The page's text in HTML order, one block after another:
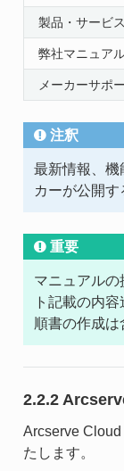
製品・サービ
弊社マニュア
メーカーサポ
注釈
最新情報、機
カーが公開す
重要
マニュアル
ト記載の内
順書の作成は
2.2.2
Arcserve
たします。